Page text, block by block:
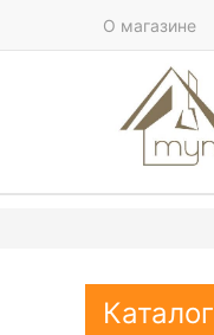
О магазине
Каталог